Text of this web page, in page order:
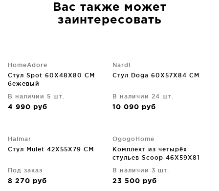
Вас также может
заинтересовать
HomeAdore
Стул Spot 60X48X80 CM
бежевый
В наличии 5 шт.
4 990 руб
Nardi
Стул Doga 60X57X84 CM
В наличии 24 шт.
10 090 руб
Halmar
Стул Mulet 42X55X79 CM
Под заказ
8 270 руб
OgogoHome
Комплект из четырёх
стульев Scoop 46X59X81
В наличии 3 шт.
23 500 руб